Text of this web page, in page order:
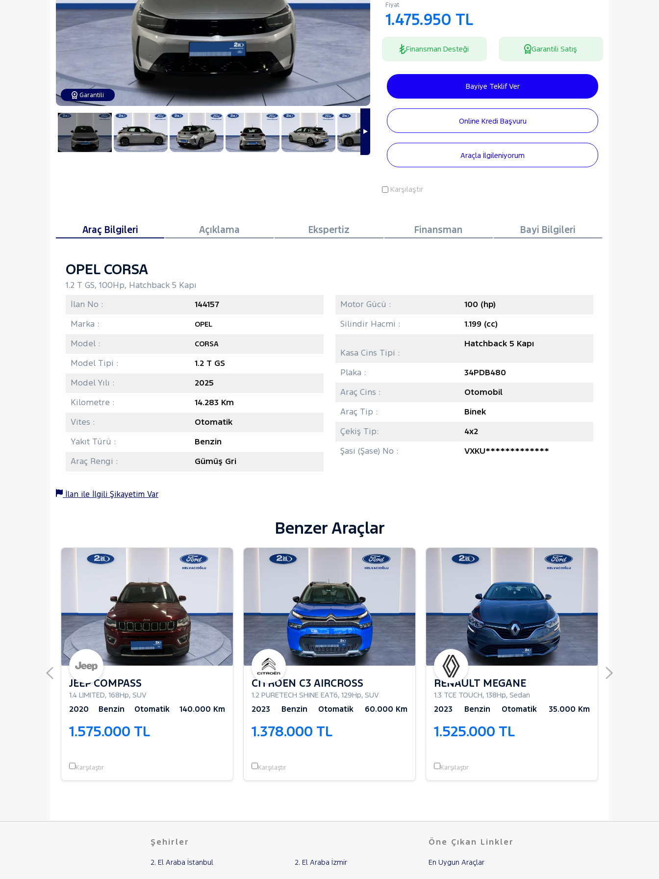
Garantili
Fiyat
1.475.950 TL
Finansman Desteği Garantili Satış
Bayiye Teklif Ver
Online Kredi Başvuru
Araçla İlgileniyorum
Karşılaştır
Araç Bilgileri Açıklama Ekspertiz Finansman Bayi Bilgileri
OPEL CORSA
1.2 T GS, 100Hp, Hatchback 5 Kapı
İlan No :
144157
Marka :
OPEL
Model : CORSA
Model Tipi :
1.2 T GS
Model Yılı :
2025
Kilometre :
14.283 Km
Vites :
Otomatik
Yakıt Türü :
Benzin
Araç Rengi :
Gümüş Gri
Motor Gücü :
100 (hp)
Silindir Hacmi :
1.199 (cc)
Kasa Cins Tipi :
Hatchback 5 Kapı
Plaka :
34PDB480
Araç Cins :
Otomobil
Araç Tip :
Binek
Çekiş Tip:
4x2
Şasi (Şase) No :
VXKU*************
İlan ile İlgili Şikayetim Var
Benzer Araçlar
JEEP COMPASS
1.4 LIMITED, 168Hp, SUV
2020 Benzin Otomatik 140.000 Km
1.575.000 TL
Karşılaştır
CITROEN C3 AIRCROSS
1.2 PURETECH SHINE EAT6, 129Hp, SUV
2023 Benzin Otomatik 60.000 Km
1.378.000 TL
Karşılaştır
RENAULT MEGANE
1.3 TCE TOUCH, 138Hp, Sedan
2023 Benzin Otomatik 35.000 Km
1.525.000 TL
Karşılaştır
Şehirler
2. El Araba İstanbul 2. El Araba İzmir
Öne Çıkan Linkler
En Uygun Araçlar